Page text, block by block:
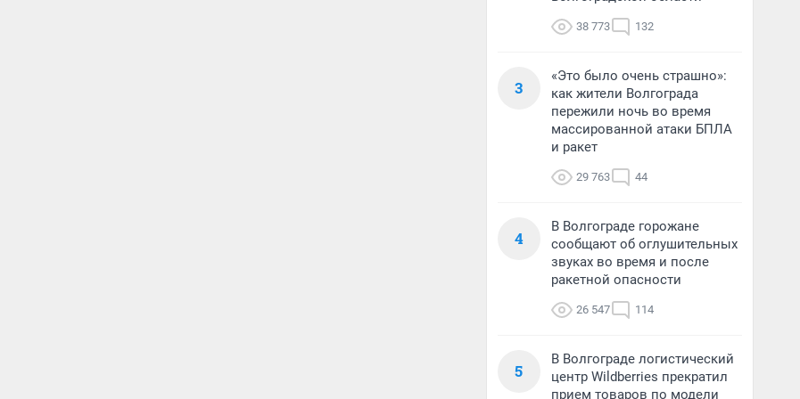
38 773 132
3
«Это было очень страшно»:
как жители Волгограда
пережили ночь во время
массированной атаки БПЛА
и ракет
29 763 44
4
В Волгограде горожане
сообщают об оглушительных
звуках во время и после
ракетной опасности
26 547 114
5
В Волгограде логистический
центр Wildberries прекратил
прием товаров по модели